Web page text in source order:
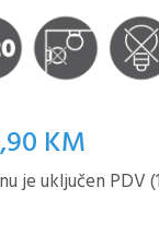
KM
je uključen PDV